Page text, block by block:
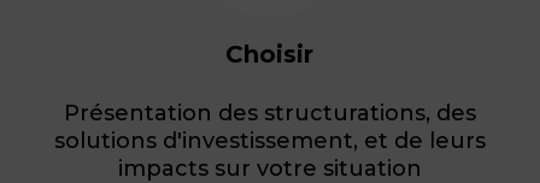
Choisir
Présentation des structurations, des
solutions d'investissement, et de leurs
impacts sur votre situation